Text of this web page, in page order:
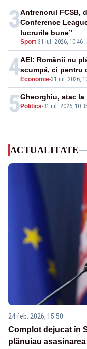
3
Sport-31 iul. 2026, 10:46
Antrenorul FCSB,
Conference
lucrurile bune”
4 Economie-31 iul. 2026,
AEI: Românii nu
scumpă, ci pentru
5 Politica-31 iul. 2026,
Gheorghiu, atac la
ACTUALITATE
24 feb. 2026, 15:50
Complot dejucat în
plănuiau